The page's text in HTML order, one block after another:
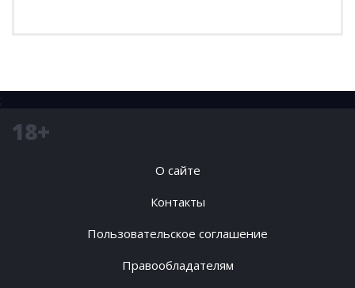
;
18+
О сайте
Контакты
Пользовательское соглашение
Правообладателям